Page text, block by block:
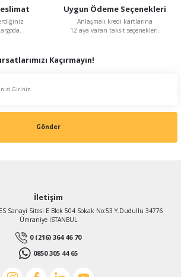
Uygun Ödeme Seçenekleri
Anlaşmalı kredi kartlarına
12 aya varan taksit seçenekleri.
Kaçırmayın!
Gönder
İletişim
Sanayi Sitesi E Blok 504 Sokak No:53 Y.Dudullu 34776
Ümraniye İSTANBUL
0 (216) 364 46 70
0850 305 44 65